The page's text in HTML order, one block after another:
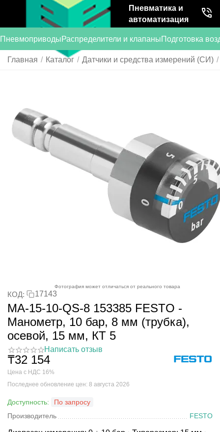
Пневматика и
автоматизация
ПневмоприводыРаспределители и клапаныПодготовка
Главная / Каталог / Датчики и средства измерений (СИ) /
Фотография может отличаться от реального товара
КОД: 17143
MA-15-10-QS-8 153385 FESTO -
Манометр, 10 бар, 8 мм (трубка),
осевой, 15 мм, КТ 5
Написать отзыв
₸32 154
Цена с НДС 16%
Последнее обновление цен: 8 августа 2026
Доступность:
По запросу
Производитель
FESTO